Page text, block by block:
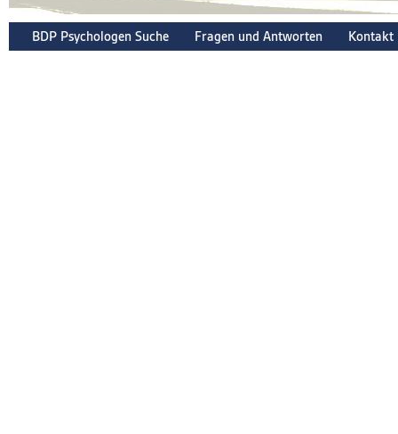
BDP Psychologen Suche Fragen und Antworten Kontakt